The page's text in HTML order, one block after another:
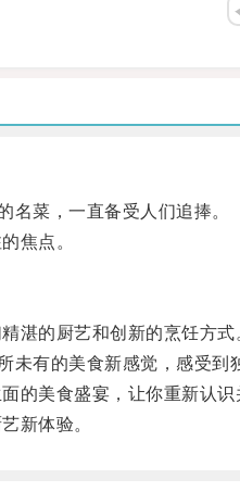
菜，一直备受人们追捧。
焦点。
的厨艺和创新的烹饪方式
有的美食新感觉，感受到
美食盛宴，让你重新认识
新体验。